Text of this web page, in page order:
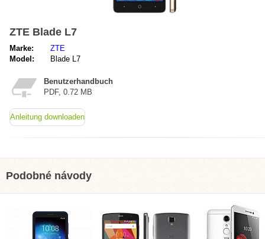
ZTE Blade L7
Marke:
ZTE
Model:
Blade L7
Benutzerhandbuch
PDF, 0.72 MB
Anleitung downloaden
Podobné návody